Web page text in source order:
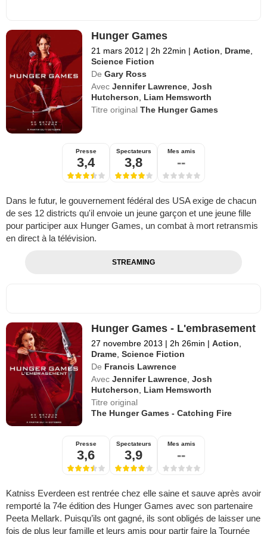
Hunger Games
21 mars 2012 | 2h 22min | Action Drame
Science Fiction
De Gary Ross
Avec Jennifer Lawrence ,Josh
Hutcherson
Liam Hemsworth
Titre originalThe Hunger Games
Presse
3,4
Spectateurs
3,8
Mes amis
--
Dans le futur, le gouvernement fédéral des USA exige de chacun
de ses 12 districts qu'il envoie un jeune garçon et une jeune fille
pour participer aux Hunger Games, un combat à mort retransmis
en direct à la télévision.
STREAMING
Hunger Games - L'embrasement
27 novembre 2013 | 2h 26min | Action
Drame ,Science Fiction
De Francis Lawrence
Avec Jennifer Lawrence ,Josh
Hutcherson
Liam Hemsworth
Titre original
The Hunger Games - Catching Fire
Presse
3,6
Spectateurs
3,9
Mes amis
--
Katniss Everdeen est rentrée chez elle saine et sauve après avoir
remporté la 74e édition des Hunger Games avec son partenaire
Peeta Mellark. Puisqu’ils ont gagné, ils sont obligés de laisser une
fois de plus leur famille et leurs amis pour partir faire la Tournée